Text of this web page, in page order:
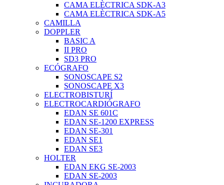
CAMA ELÈCTRICA SDK-A3
CAMA ELÈCTRICA SDK-A5
CAMILLA
DOPPLER
BASIC A
II PRO
SD3 PRO
ECÓGRAFO
SONOSCAPE S2
SONOSCAPE X3
ELECTROBISTURÍ
ELECTROCARDIÓGRAFO
EDAN SE 601C
EDAN SE-1200 EXPRESS
EDAN SE-301
EDAN SE1
EDAN SE3
HOLTER
EDAN EKG SE-2003
EDAN SE-2003